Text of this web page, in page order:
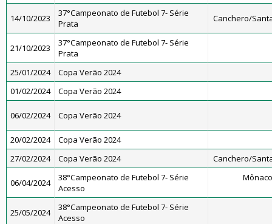
14/10/2023
37°Campeonato de Futebol 7- Série
Prata
Canchero/
21/10/2023
37°Campeonato de Futebol 7- Série
Prata
25/01/2024
Copa Verão 2024
01/02/2024
Copa Verão 2024
06/02/2024 Copa Verão 2024
20/02/2024
Copa Verão 2024
27/02/2024
Copa Verão 2024 Canchero/
06/04/2024
38°Campeonato de Futebol 7- Série
Acesso
25/05/2024
38°Campeonato de Futebol 7- Série
Acesso